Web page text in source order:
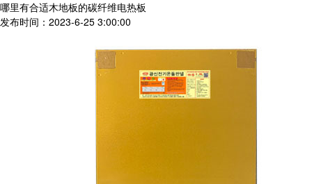
哪里有合适木地板的碳纤维电热板
发布时间：2023-6-25 3:00:00